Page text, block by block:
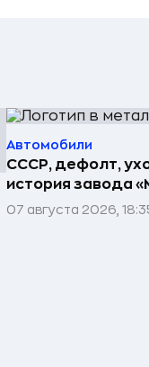
Автомобили
СССР, дефолт,
история завода
07 августа 2026,